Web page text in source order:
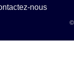
nous
©